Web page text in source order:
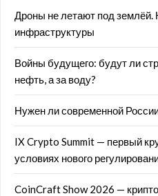
Дроны не летают под землёй.
инфраструктуры
Войны будущего: будут ли
нефть, а за воду?
Нужен ли современной
IX Crypto Summit — первый
условиях нового
CoinCraft Show 2026 —